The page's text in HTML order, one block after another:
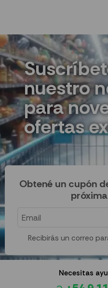
nuestro
para
ofertas
Obtené un cupón
Recibirás un correo
Necesitas